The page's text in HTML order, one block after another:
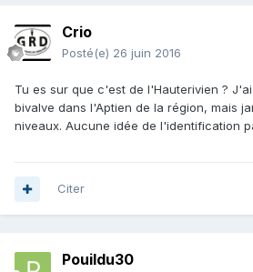
Crio
Posté(e) 26 juin 2016
Tu es sur que c'est de l'Hauterivien ?
bivalve dans l'Aptien de la région, mais
niveaux. Aucune idée de l'identification
Citer
Pouildu30